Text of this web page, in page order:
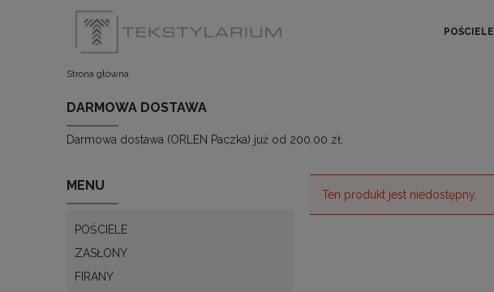
POŚCIELE
Strona główna
DARMOWA DOSTAWA
Darmowa dostawa (ORLEN Paczka) już od 200,00 zł.
MENU
POŚCIELE
ZASŁONY
FIRANY
Ten produkt jest niedostępny.